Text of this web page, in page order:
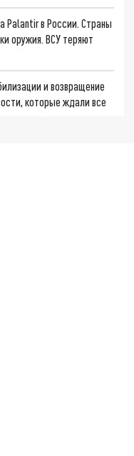
Palantir в России. Страны
оружия. ВСУ теряют
и возвращение
которые ждали все